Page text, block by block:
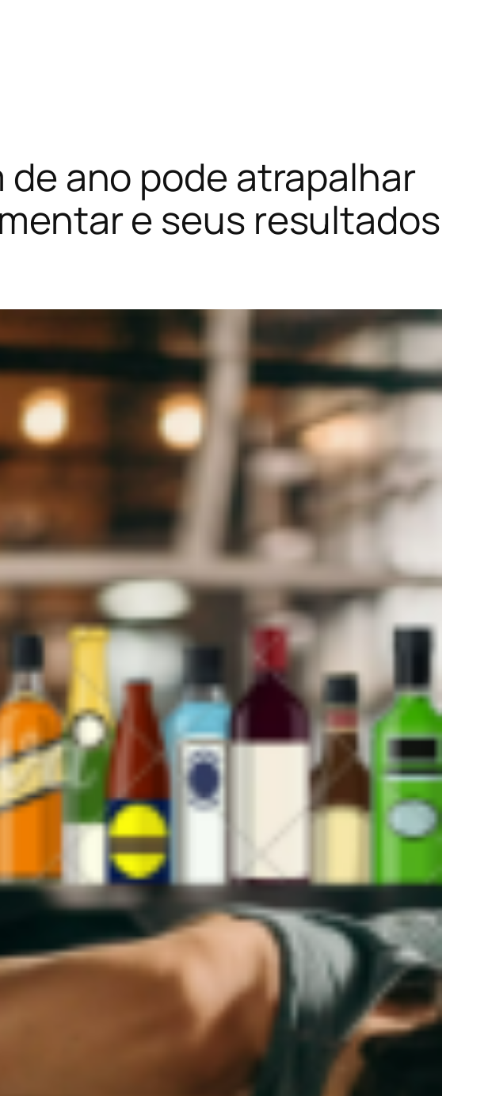
ano pode atrapalhar
e seus resultados